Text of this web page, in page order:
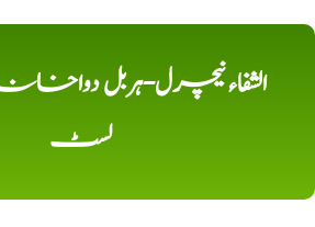
الشفاء نیچرل-ہربل
لسٹ